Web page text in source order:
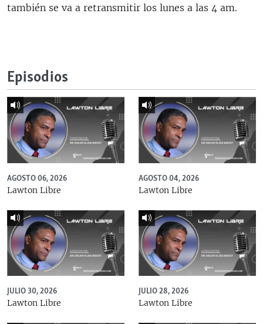
LA INVASIÓN DE RUSIA A UCRANIA
también se va a retransmitir los lunes a las 4 am.
Episodios
AGOSTO 06, 2026
Lawton Libre
AGOSTO 04, 2026
Lawton Libre
JULIO 30, 2026
Lawton Libre
JULIO 28, 2026
Lawton Libre